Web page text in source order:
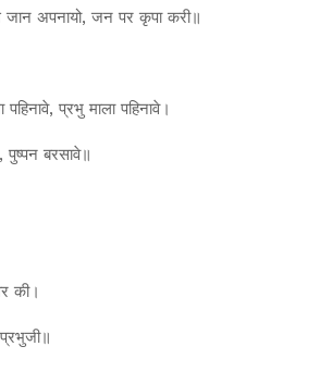
जान अपनायो, जन पर कृपा करी॥
प्रभु माला पहिनावे।
बरसावे॥
की।